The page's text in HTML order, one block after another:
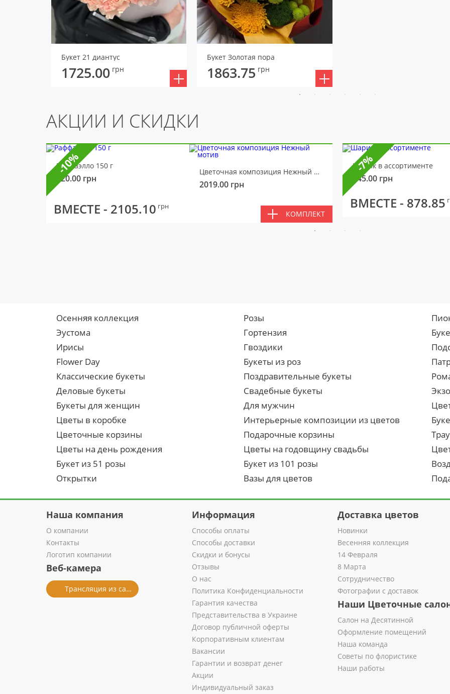
Букет 21 диантус
1725.00 грн
Букет Золотая пора
1863.75 грн
АКЦИИ И СКИДКИ
Раффаэлло 150 г
320.00 грн
Цветочная композиция Нежный мотив
2019.00 грн
ВМЕСТЕ - 2105.10 грн
КОМПЛЕКТ
-10% Шарик в ассортименте
145.00 грн
ВМЕСТЕ - 878.85
-7%
Осенняя коллекция Розы
Эустома
Гортензия
Ирисы
Гвоздики
Flower Day
Букеты из роз
Классические букеты
Поздравительные букеты
Деловые букеты
Свадебные букеты
Букеты для женщин
Для мужчин
Цветы в коробке
Интерьерные композиции из цветов
Цветочные корзины
Подарочные корзины
Цветы на день рождения
Цветы на годовщину свадьбы
Букет из 51 розы
Букет из 101 розы
Открытки
Вазы для цветов
Наша компания
О компании
Контакты
Логотип компании
Веб-камера
Трансляция из салона
Информация
Способы оплаты
Способы доставки
Скидки и бонусы
Отзывы
О нас
Политика Конфиденциальности
Гарантия качества
Представительства в Украине
Договор публичной оферты
Корпоративным клиентам
Вакансии
Гарантии и возврат денег
Акции
Индивидуальный заказ
Доставка цветов
Новинки
Весенняя коллекция
14 Февраля
8 Марта
Сотрудничество
Фотографии с доставок
Наши Цветочные
Салон на Десятинной
Оформление помещений
Наша команда
Советы по флористике
Наши работы